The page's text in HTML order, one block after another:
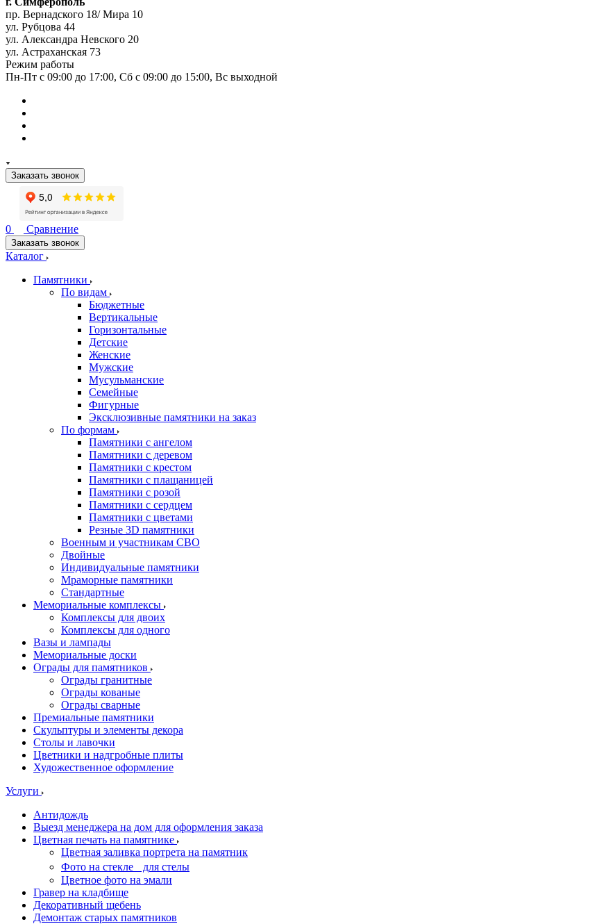
пр. Вернадского 18/ Мира 10
ул. Рубцова 44
ул. Александра Невского 20
ул. Астраханская 73
Режим работы
Пн-Пт с 09:00 до 17:00, Сб с 09:00 до 15:00, Вс выходной
Заказать звонок
0 Сравнение
Заказать звонок
Каталог
Памятники
По видам
Бюджетные
Вертикальные
Горизонтальные
Детские
Женские
Мужские
Мусульманские
Семейные
Фигурные
Эксклюзивные памятники на заказ
По формам
Памятники с ангелом
Памятники с деревом
Памятники с крестом
Памятники с плащаницей
Памятники с розой
Памятники с сердцем
Памятники с цветами
Резные 3D памятники
Военным и участникам СВО
Двойные
Индивидуальные памятники
Мраморные памятники
Стандартные
Мемориальные комплексы
Комплексы для двоих
Комплексы для одного
Вазы и лампады
Мемориальные доски
Ограды для памятников
Ограды гранитные
Ограды кованые
Ограды сварные
Премиальные памятники
Скульптуры и элементы декора
Столы и лавочки
Цветники и надгробные плиты
Художественное оформление
Услуги
Антидождь
Выезд менеджера на дом для оформления заказа
Цветная печать на памятнике
Цветная заливка портрета на памятник
Фото на стекле для стелы
Цветное фото на эмали
Гравер на кладбище
Декоративный щебень
Демонтаж старых памятников